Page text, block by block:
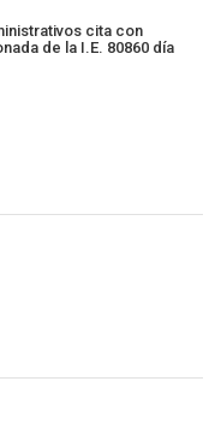
cita con
de la I.E. 80860 día